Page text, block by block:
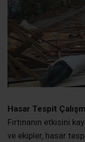
ve ekipler, hasar
çatıları zarar gören
raporlama sürecinin